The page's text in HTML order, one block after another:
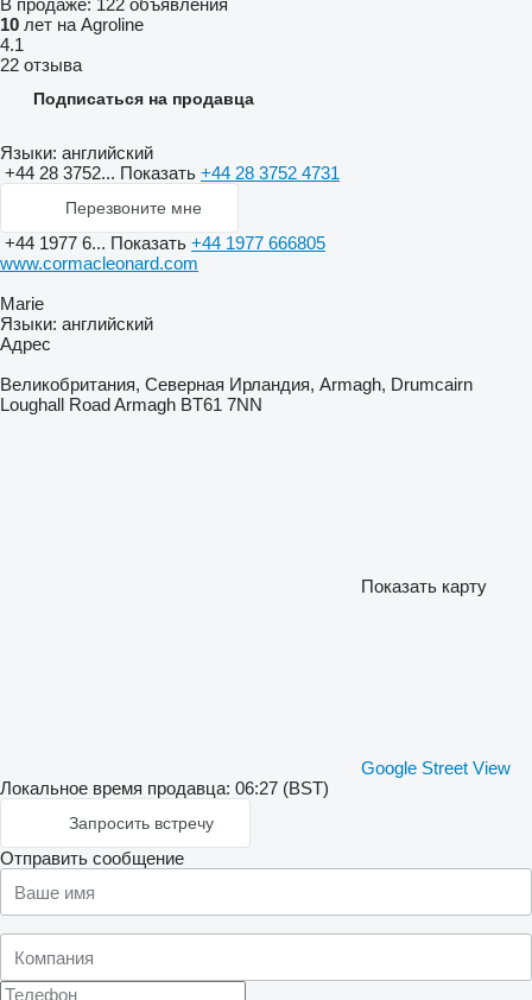
В продаже: 122 объявления
10 лет на Agroline
4.1
22 отзыва
Подписаться на продавца
Языки: английский
+44 28 3752... Показать +44 28 3752 4731
Перезвоните мне
+44 1977 6... Показать +44 1977 666805
www.cormacleonard.com
Marie
Языки: английский
Адрес
Великобритания, Северная Ирландия, Armagh, Drumcairn
Loughall Road Armagh BT61 7NN
Показать карту
Google Street View
Локальное время продавца: 06:27 (BST)
Запросить встречу
Отправить сообщение